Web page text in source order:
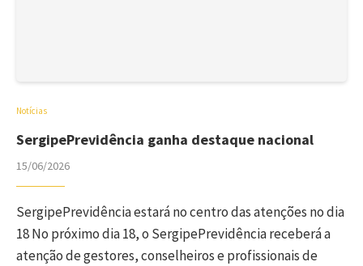
Notícias
SergipePrevidência ganha destaque nacional
15/06/2026
SergipePrevidência estará no centro das atenções no dia
18 No próximo dia 18, o SergipePrevidência receberá a
atenção de gestores, conselheiros e profissionais de